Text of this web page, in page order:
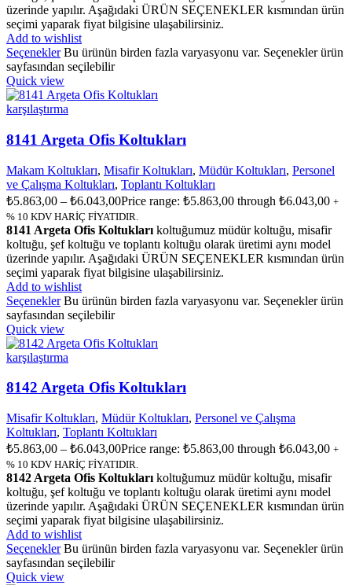
üzerinde yapılır. Aşağıdaki ÜRÜN SEÇENEKLER kısmından ürün
seçimi yaparak fiyat bilgisine ulaşabilirsiniz.
Add to wishlist
Seçenekler Bu ürünün birden fazla varyasyonu var. Seçenekler ürün
sayfasından seçilebilir
Quick view
karşılaştırma
8141 Argeta Ofis Koltukları
Makam Koltukları, Misafir Koltukları, Müdür Koltukları, Personel
ve Çalışma Koltukları, Toplantı Koltukları
₺5.863,00 – ₺6.043,00Price range: ₺5.863,00 through ₺6.043,00 +
% 10 KDV HARİÇ FİYATIDIR.
8141 Argeta Ofis Koltukları koltuğumuz müdür koltuğu, misafir
koltuğu, şef koltuğu ve toplantı koltuğu olarak üretimi aynı model
üzerinde yapılır. Aşağıdaki ÜRÜN SEÇENEKLER kısmından ürün
seçimi yaparak fiyat bilgisine ulaşabilirsiniz.
Add to wishlist
Seçenekler Bu ürünün birden fazla varyasyonu var. Seçenekler ürün
sayfasından seçilebilir
Quick view
karşılaştırma
8142 Argeta Ofis Koltukları
Misafir Koltukları, Müdür Koltukları, Personel ve Çalışma
Koltukları, Toplantı Koltukları
₺5.863,00 – ₺6.043,00Price range: ₺5.863,00 through ₺6.043,00 +
% 10 KDV HARİÇ FİYATIDIR.
8142 Argeta Ofis Koltukları koltuğumuz müdür koltuğu, misafir
koltuğu, şef koltuğu ve toplantı koltuğu olarak üretimi aynı model
üzerinde yapılır. Aşağıdaki ÜRÜN SEÇENEKLER kısmından ürün
seçimi yaparak fiyat bilgisine ulaşabilirsiniz.
Add to wishlist
Seçenekler Bu ürünün birden fazla varyasyonu var. Seçenekler ürün
sayfasından seçilebilir
Quick view